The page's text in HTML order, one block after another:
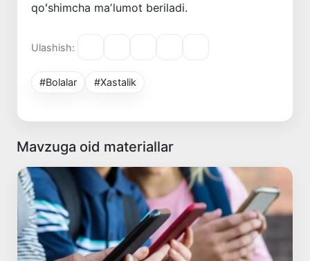
qoʻshimcha maʼlumot beriladi.
Ulashish:
#Bolalar #Xastalik
Mavzuga oid materiallar